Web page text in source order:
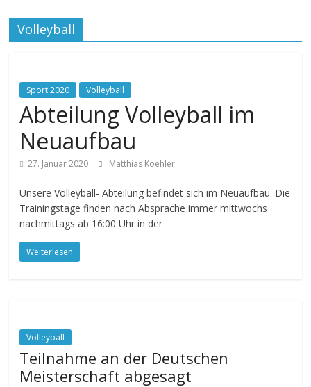
Volleyball
Sport 2020 Volleyball
Abteilung Volleyball im
Neuaufbau
27. Januar 2020 Matthias Koehler
Unsere Volleyball- Abteilung befindet sich im Neuaufbau. Die
Trainingstage finden nach Absprache immer mittwochs
nachmittags ab 16:00 Uhr in der
Weiterlesen
Volleyball
Teilnahme an der Deutschen
Meisterschaft abgesagt